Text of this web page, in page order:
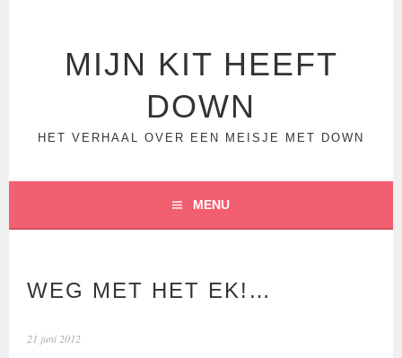
MIJN KIT HEEFT
DOWN
HET VERHAAL OVER EEN MEISJE MET DOWN
MENU
WEG MET HET EK!…
21 juni 2012